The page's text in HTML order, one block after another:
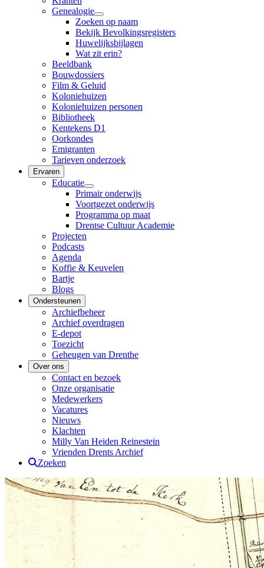
Genealogie
Zoeken op naam
Bekijk Bevolkingsregisters
Huwelijksbijlagen
Wat zit erin?
Beeldbank
Bouwdossiers
Film & Geluid
Koloniehuizen
Koloniehuizen personen
Bibliotheek
Kentekens D1
Oorkondes
Emigranten
Tarieven onderzoek
Ervaren
Educatie
Primair onderwijs
Voortgezet onderwijs
Programma op maat
Drentse Cultuur Academie
Projecten
Podcasts
Agenda
Koffie & Keuvelen
Bartje
Blogs
Ondersteunen
Archiefbeheer
Archief overdragen
E-depot
Toezicht
Geheugen van Drenthe
Over ons
Contact en bezoek
Onze organisatie
Medewerkers
Vacatures
Nieuws
Klachten
Milly Van Heiden Reinestein
Vrienden Drents Archief
Zoeken
Drents Archief